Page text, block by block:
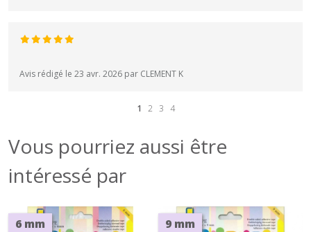
Avis rédigé le 23 avr. 2026 par CLEMENT K
1 2 3 4
Vous pourriez aussi être
intéressé par
6 mm 9 mm